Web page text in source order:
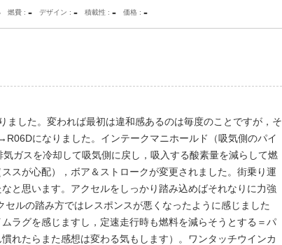
燃費 - デザイン - 積載性 - 価格 -
した。変われば最初は違和感あるのは毎度のことですが，そ
になりました。インテークマニホールド（吸気側のパイ
ガスを冷却して吸気側に戻し，吸入する酸素量を減らして燃
スが心配），ボア＆ストロークが変更されました。街乗り運
と思います。アクセルをしっかり踏み込めばそれなりに力強
ルの踏み方ではレスポンスが悪くなったように感じました
ラグを感じますし，定速走行時も燃料を減らそうとする＝パ
れたらまた感想は変わる気もします）。ワンタッチウインカ